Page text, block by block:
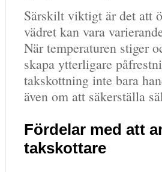
Särskilt viktigt är det att
vädret kan vara
När temperaturen stiger
skapa ytterligare
takskottning inte bara
även om att säkerställa
Fördelar med att
takskottare